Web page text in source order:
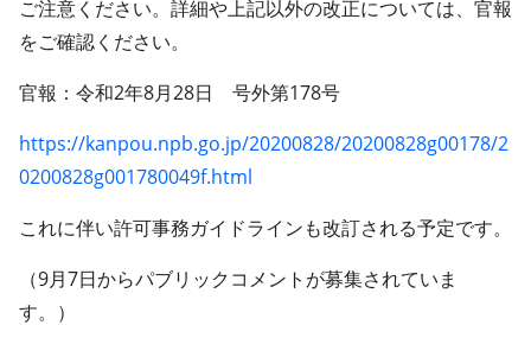
ご注意ください。詳細や上記以外の改正については、官報
をご確認ください。
官報：令和2年8月28日 号外第178号
https://kanpou.npb.go.jp/20200828/20200828g00178/2
0200828g001780049f.html
これに伴い許可事務ガイドラインも改訂される予定です。
（9月7日からパブリックコメントが募集されていま
す。）